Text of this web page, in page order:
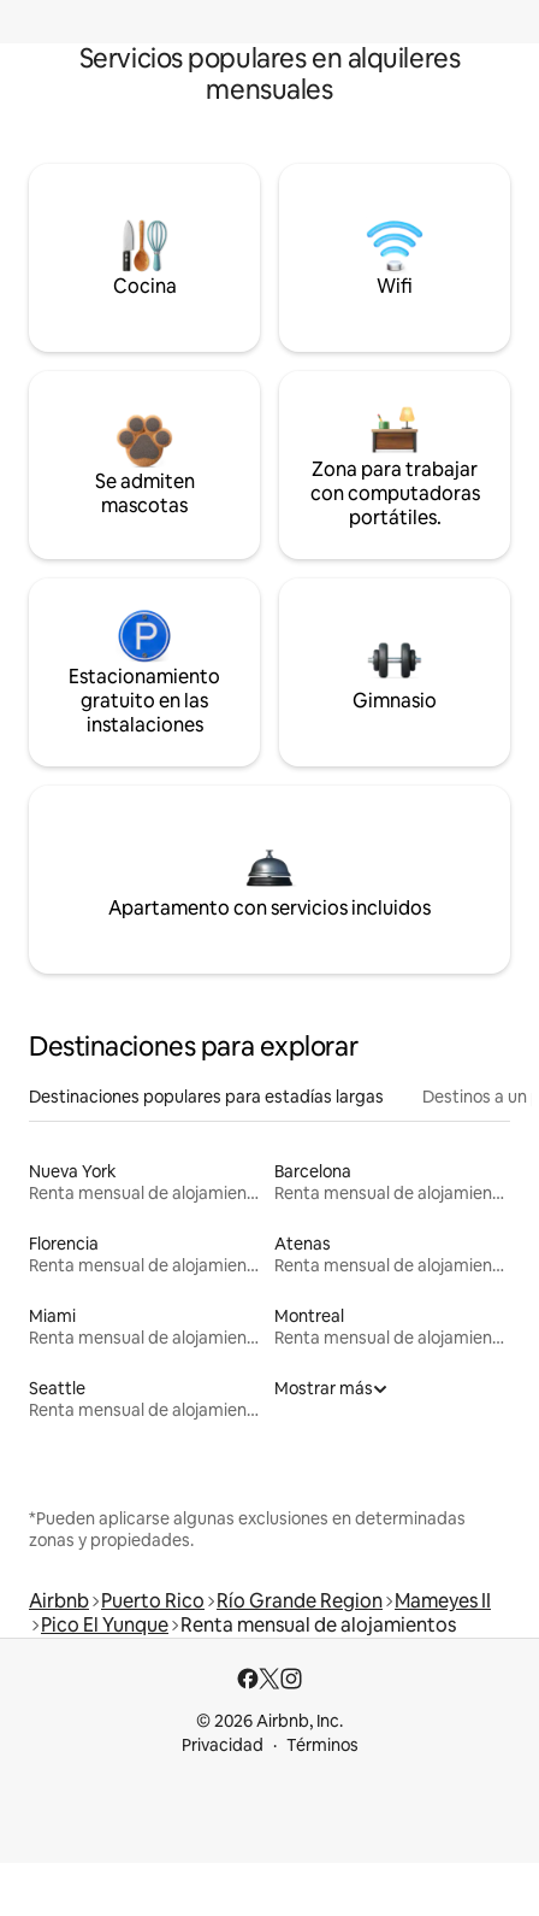
Servicios populares en alquileres
mensuales
Cocina Wifi
Se admiten
mascotas
Zona para trabajar
con computadoras
portátiles.
Estacionamiento
gratuito en las
instalaciones
Gimnasio
Apartamento con servicios incluidos
Destinaciones para explorar
Destinaciones populares para estadías largas Destinos a un
Nueva York
Renta mensual de alojamientos
Barcelona
Renta mensual de alojamientos
Florencia
Renta mensual de alojamientos
Atenas
Renta mensual de alojamientos
Miami
Renta mensual de alojamientos
Montreal
Renta mensual de alojamientos
Seattle
Renta mensual de alojamientos
Mostrar más
*Pueden aplicarse algunas exclusiones en determinadas
zonas y propiedades.
Airbnb Puerto Rico Río Grande Region Mameyes II
Pico El Yunque Renta mensual de alojamientos
© 2026 Airbnb, Inc.
Privacidad
Términos